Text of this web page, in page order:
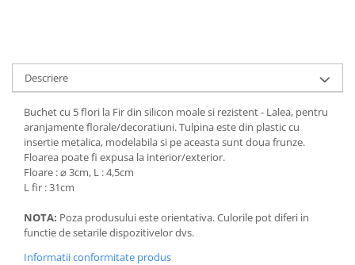
Descriere
Buchet cu 5 flori la Fir din silicon moale si rezistent - Lalea, pentru
aranjamente florale/decoratiuni. Tulpina este din plastic cu
insertie metalica, modelabila si pe aceasta sunt doua frunze.
Floarea poate fi expusa la interior/exterior.
Floare : ⌀ 3cm, L : 4,5cm
L fir : 31cm
NOTA: Poza produsului este orientativa. Culorile pot diferi in
functie de setarile dispozitivelor dvs.
Informatii conformitate produs